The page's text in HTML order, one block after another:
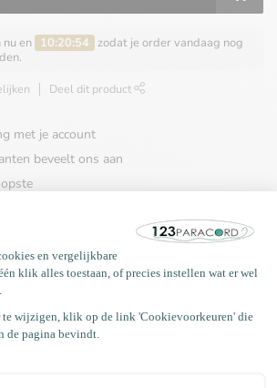
en 10:20:54
zodat je order vandaag nog
Deel dit product
met je account
beveelt ons aan
NL vanaf € 65,00!
Paracord 550 type III Rose Roze
Paracord 550 type III Acid paars
Paracord 550 type III Fuchsia